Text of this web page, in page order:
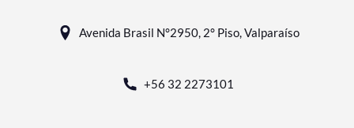
Avenida Brasil N°2950, 2° Piso, Valparaíso
+56 32 2273101